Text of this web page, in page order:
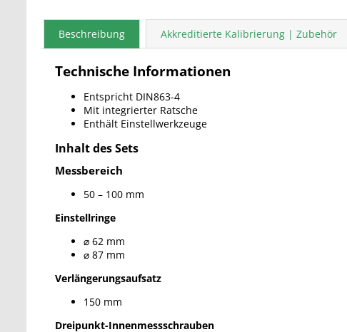
Beschreibung Akkreditierte Kalibrierung | Zubehör
Technische Informationen
Entspricht DIN863-4
Mit integrierter Ratsche
Enthält Einstellwerkzeuge
Inhalt des Sets
Messbereich
50 – 100 mm
Einstellringe
⌀ 62 mm
⌀ 87 mm
Verlängerungsaufsatz
150 mm
Dreipunkt-Innenmessschrauben